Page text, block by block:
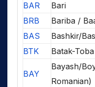
BAR
Bari
BRB
Bariba /
BAS
Bashkir/
BTK
Batak-Toba
BAY
Bayash/
Romanian)